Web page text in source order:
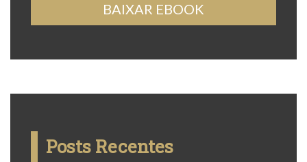
BAIXAR EBOOK
Posts Recentes